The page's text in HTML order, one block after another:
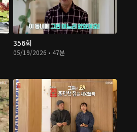
356회
05/19/2026 • 47분